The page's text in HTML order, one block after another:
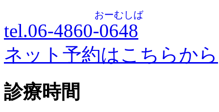
tel.06-4860-0648
おーむしば
ネット予約はこちらから
診療時間